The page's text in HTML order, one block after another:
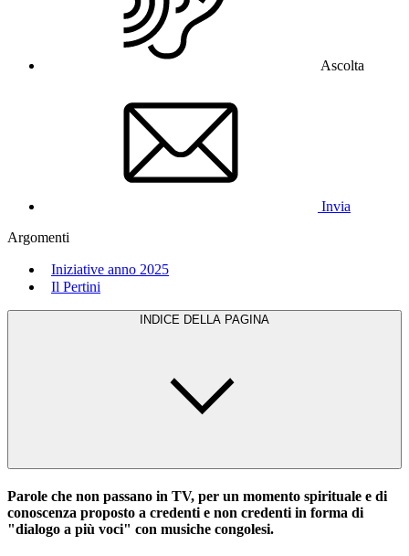
Ascolta
Invia
Argomenti
Iniziative anno 2025
Il Pertini
INDICE DELLA PAGINA
Parole che non passano in TV, per un momento spirituale e di
conoscenza proposto a credenti e non credenti in forma di
"dialogo a più voci" con musiche congolesi.